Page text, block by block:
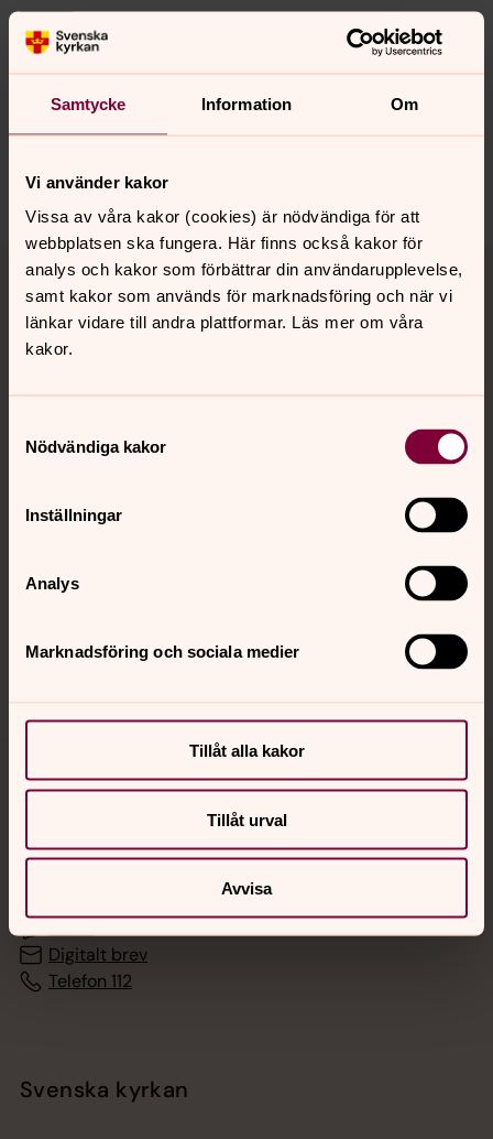
Samtycke Information Om
Vi använder kakor
Vissa av våra kakor (cookies) är nödvändiga för att
webbplatsen ska fungera. Här finns också kakor för
analys och kakor som förbättrar din användarupplevelse,
samt kakor som används för marknadsföring och när vi
länkar vidare till andra plattformar. Läs mer om våra
kakor.
Nödvändiga kakor
Inställningar
Analys
Marknadsföring och sociala medier
Tillåt alla kakor
Tillåt urval
Avvisa
Synpunkter eller frågor på sidans
innehåll?
toronto@svenskakyrkan.se
Tillbaka till toppen
Tillbaka till innehållet
Kalender
Hitta snabbt
Jourhavande präst
med en präst på kvällar och nätter.
Digitalt brev
Telefon 112
Svenska kyrkan